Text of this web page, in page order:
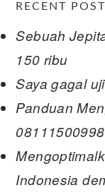
RECENT
Sebuah
150 ribu
Saya gagal
Panduan
Indonesia